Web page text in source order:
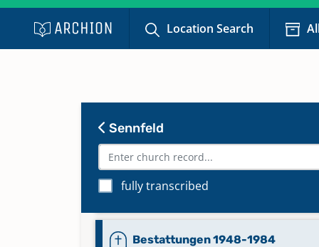
Location Search
Sennfeld
fully transcribed
Trauungen 1857-1947
Keine verfügbaren Digitalisate
Bestattungen 1852-1896
Bestattungen 1897-1948
Bestattungen 1948-1984